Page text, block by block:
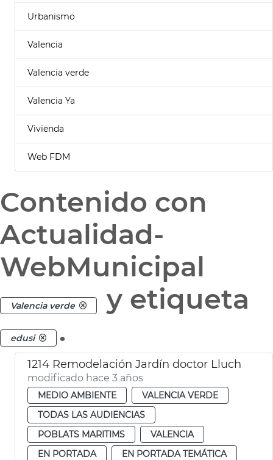
Urbanismo
Valencia
Valencia verde
Valencia Ya
Vivienda
Web FDM
Contenido con
Actualidad-
WebMunicipal
Valencia verde y etiqueta
edusi .
1214 Remodelación Jardín doctor Lluch
modificado hace 3 años
MEDIO AMBIENTE
VALENCIA VERDE
TODAS LAS AUDIENCIAS
POBLATS MARITIMS
VALENCIA
EN PORTADA
EN PORTADA TEMÁTICA